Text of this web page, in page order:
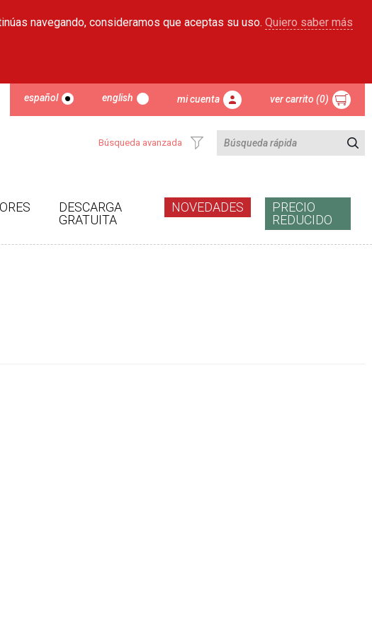
navegando, consideramos que aceptas su uso. Quiero saber más
español english mi cuenta ver carrito (0)
Búsqueda avanzada
DESCARGA
GRATUITA
NOVEDADES
PRECIO
REDUCIDO